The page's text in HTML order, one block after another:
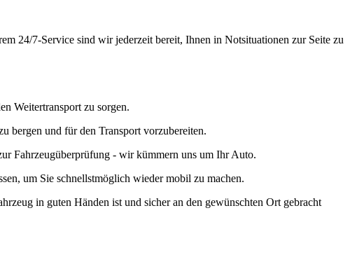
24/7-Service sind wir jederzeit bereit, Ihnen in Notsituationen zur Seite zu
Weitertransport zu sorgen.
bergen und für den Transport vorzubereiten.
Fahrzeugüberprüfung - wir kümmern uns um Ihr Auto.
um Sie schnellstmöglich wieder mobil zu machen.
in guten Händen ist und sicher an den gewünschten Ort gebracht